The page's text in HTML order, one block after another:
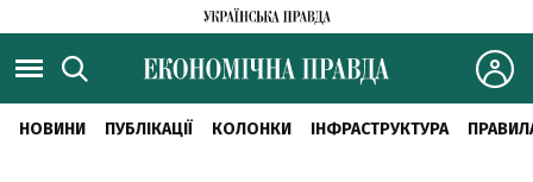
НОВИНИ ПУБЛІКАЦІЇ КОЛОНКИ ІНФРАСТРУКТУРА